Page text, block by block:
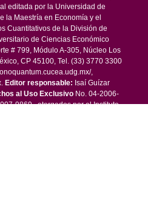
editada por la Universidad de
la Maestría en Economía y el
Cuantitativos de la División de
de Ciencias Económico
# 799, Módulo A-305, Núcleo Los
CP 45100, Tel. (33) 3770 3300
,
Editor responsable: Isaí Guízar
al Uso ExclusivoNo. 04-2006-
9869 , otorgados por el Instituto